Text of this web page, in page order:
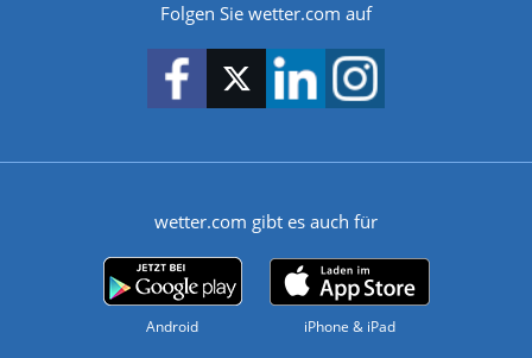
Folgen Sie wetter.com auf
wetter.com gibt es auch für
Android iPhone & iPad